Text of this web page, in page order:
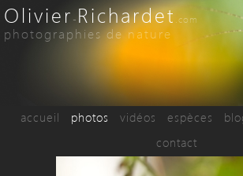
Olivier -Richardet.com
photographies de nature
accueil photos vidéos espèces
contact